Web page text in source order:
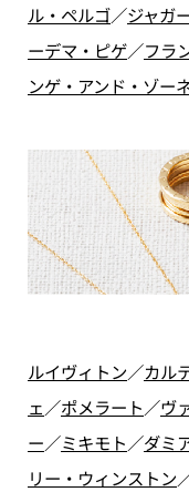
ル・ペルゴ／ジャガ
ーデマ・ピゲ／フラ
ンゲ・アンド・ゾー
ルイヴィトン／カル
ェ／ポメラート／ヴ
ー／ミキモト／ダミ
リー・ウィンストン